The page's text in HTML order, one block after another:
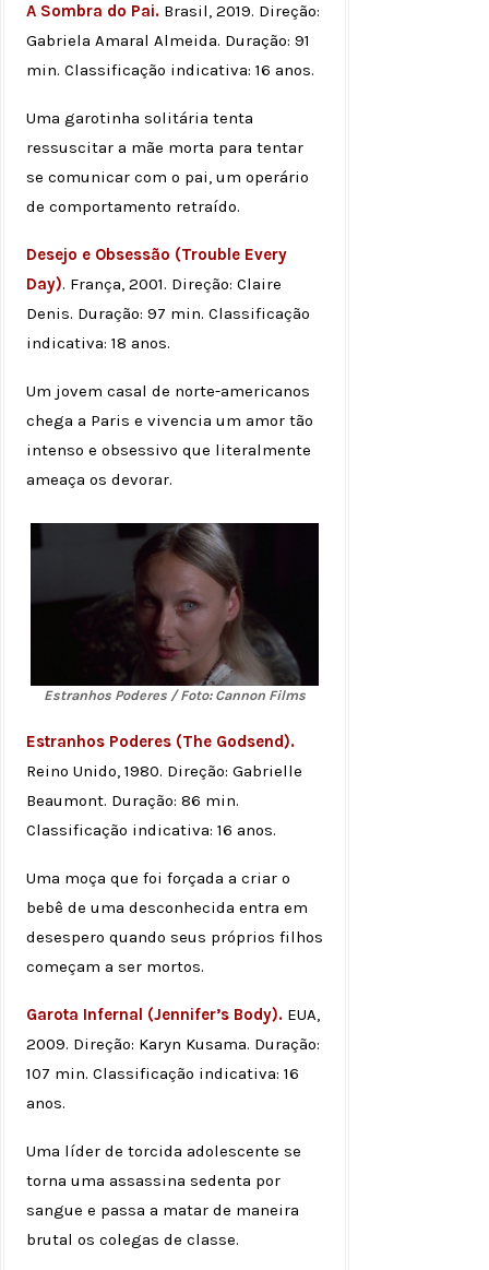
A Sombra do Pai. Brasil, 2019. Direção:
Gabriela Amaral Almeida. Duração: 91
min. Classificação indicativa: 16 anos.
Uma garotinha solitária tenta
ressuscitar a mãe morta para tentar
se comunicar com o pai, um operário
de comportamento retraído.
Desejo e Obsessão (Trouble Every
Day). França, 2001. Direção: Claire
Denis. Duração: 97 min. Classificação
indicativa: 18 anos.
Um jovem casal de norte-americanos
chega a Paris e vivencia um amor tão
intenso e obsessivo que literalmente
ameaça os devorar.
Estranhos Poderes / Foto: Cannon Films
Estranhos Poderes (The Godsend).
Reino Unido, 1980. Direção: Gabrielle
Beaumont. Duração: 86 min.
Classificação indicativa: 16 anos.
Uma moça que foi forçada a criar o
bebê de uma desconhecida entra em
desespero quando seus próprios filhos
começam a ser mortos.
Garota Infernal (Jennifer’s Body). EUA,
2009. Direção: Karyn Kusama. Duração:
107 min. Classificação indicativa: 16
anos.
Uma líder de torcida adolescente se
torna uma assassina sedenta por
sangue e passa a matar de maneira
brutal os colegas de classe.